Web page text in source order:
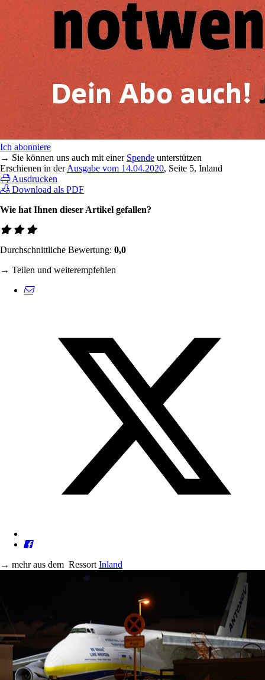
Ich abonniere
→ Sie können uns auch mit einer Spende unterstützen
Erschienen in derAusgabe vom 14.04.2020, Seite 5, Inland
Ausdrucken
Download als PDF
Wie hat Ihnen dieser Artikel gefallen?
Durchschnittliche Bewertung: 0,0
→ Teilen und weiterempfehlen
→ mehr aus dem Ressort Inland